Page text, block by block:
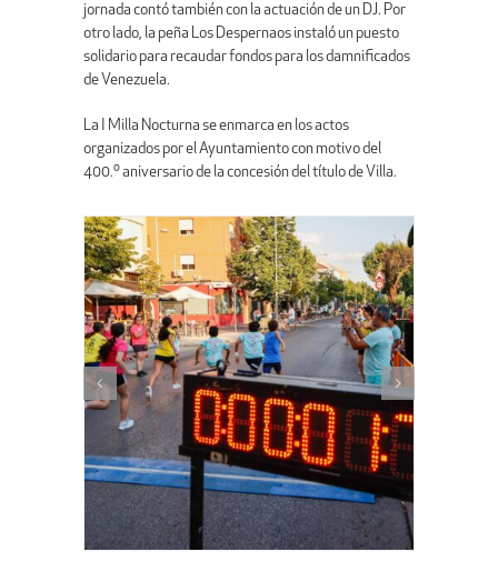
jornada contó también con la actuación de un DJ. Por
otro lado, la peña Los Despernaos instaló un puesto
solidario para recaudar fondos para los damnificados
de Venezuela.
La I Milla Nocturna se enmarca en los actos
organizados por el Ayuntamiento con motivo del
400.º aniversario de la concesión del título de Villa.